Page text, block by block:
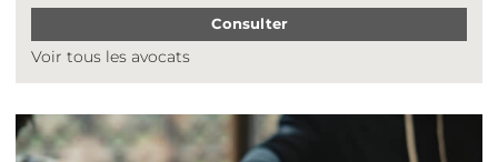
Consulter
Voir tous les avocats